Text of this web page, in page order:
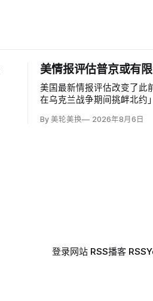
美情报评估普京或有
美国最新情报评估改变了此
在乌克兰战争期间挑衅北约
络攻击、无标识武装占领或
By 美轮美换 2026年8月6日
登录网站 RSS播客 RSS